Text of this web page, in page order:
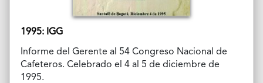
1995: IGG
Informe del Gerente al 54 Congreso Nacional de
Cafeteros. Celebrado el 4 al 5 de diciembre de
1995.